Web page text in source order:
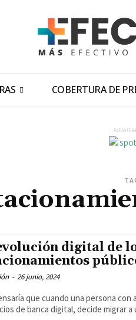
COBERTURA DE
-
digital de
- 26 junio, 2024
que cuando una persona con
de banca digital, decide migrar a